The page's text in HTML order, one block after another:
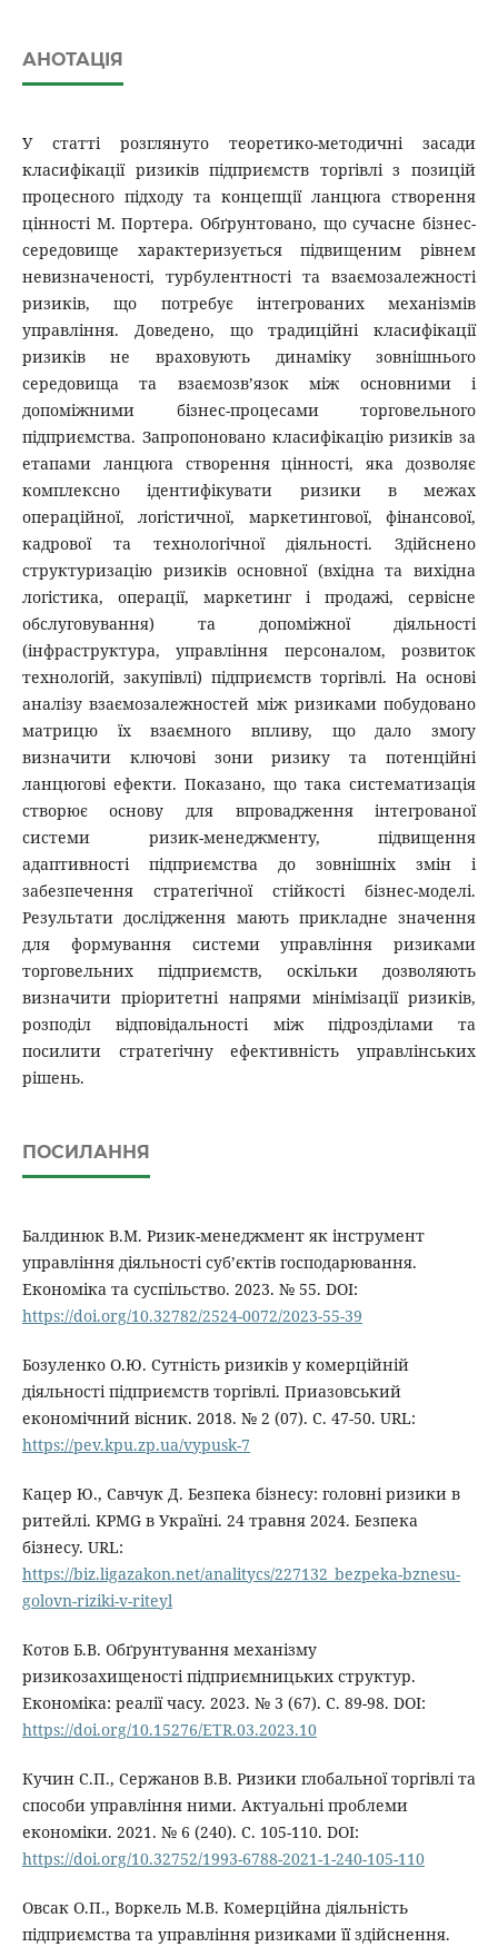
АНОТАЦІЯ
У статті розглянуто теоретико-методичні засади
класифікації ризиків підприємств торгівлі з позицій
процесного підходу та концепції ланцюга створення
цінності М. Портера. Обґрунтовано, що сучасне бізнес-
середовище характеризується підвищеним рівнем
невизначеності, турбулентності та взаємозалежності
ризиків, що потребує інтегрованих механізмів
управління. Доведено, що традиційні класифікації
ризиків не враховують динаміку зовнішнього
середовища та взаємозв’язок між основними і
допоміжними бізнес-процесами торговельного
підприємства. Запропоновано класифікацію ризиків за
етапами ланцюга створення цінності, яка дозволяє
комплексно ідентифікувати ризики в межах
операційної, логістичної, маркетингової, фінансової,
кадрової та технологічної діяльності. Здійснено
структуризацію ризиків основної (вхідна та вихідна
логістика, операції, маркетинг і продажі, сервісне
обслуговування) та допоміжної діяльності
(інфраструктура, управління персоналом, розвиток
технологій, закупівлі) підприємств торгівлі. На основі
аналізу взаємозалежностей між ризиками побудовано
матрицю їх взаємного впливу, що дало змогу
визначити ключові зони ризику та потенційні
ланцюгові ефекти. Показано, що така систематизація
створює основу для впровадження інтегрованої
системи ризик-менеджменту, підвищення
адаптивності підприємства до зовнішніх змін і
забезпечення стратегічної стійкості бізнес-моделі.
Результати дослідження мають прикладне значення
для формування системи управління ризиками
торговельних підприємств, оскільки дозволяють
визначити пріоритетні напрями мінімізації ризиків,
розподіл відповідальності між підрозділами та
посилити стратегічну ефективність управлінських
рішень.
ПОСИЛАННЯ
Балдинюк В.М. Ризик-менеджмент як інструмент
управління діяльності субʼєктів господарювання.
Економіка та суспільство. 2023. № 55. DOI:
https://doi.org/10.32782/2524-0072/2023-55-39
Бозуленко О.Ю. Сутність ризиків у комерційній
діяльності підприємств торгівлі. Приазовський
економічний вісник. 2018. № 2 (07). С. 47-50. URL:
https://pev.kpu.zp.ua/vypusk-7
Кацер Ю., Савчук Д. Безпека бізнесу: головні ризики в
ритейлі. KPMG в Україні. 24 травня 2024. Безпека
бізнесу. URL:
https://biz.ligazakon.net/analitycs/227132_bezpeka-bznesu-
golovn-riziki-v-riteyl
Котов Б.В. Обґрунтування механізму
ризикозахищеності підприємницьких структур.
Економіка: реалії часу. 2023. № 3 (67). С. 89-98. DOI:
https://doi.org/10.15276/ETR.03.2023.10
Кучин С.П., Сержанов В.В. Ризики глобальної торгівлі та
способи управління ними. Актуальні проблеми
економіки. 2021. № 6 (240). С. 105-110. DOI:
https://doi.org/10.32752/1993-6788-2021-1-240-105-110
Овсак О.П., Воркель М.В. Комерційна діяльність
підприємства та управління ризиками її здійснення.